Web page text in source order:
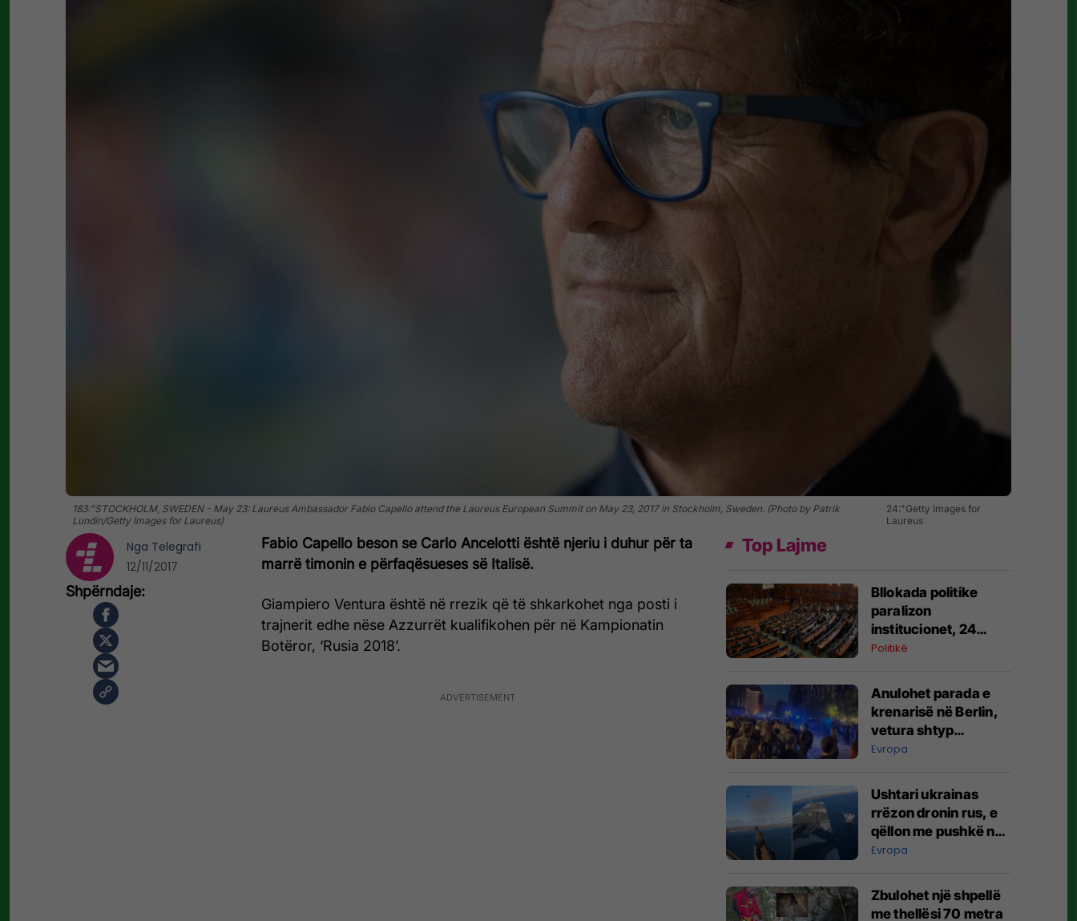
183:"STOCKHOLM, SWEDEN - May 23: Laureus Ambassador Fabio Capello attend the Laureus European Summit on May 23, 2017 in Stockholm, Sweden. (Photo by Patrik
Lundin/Getty Images for Laureus)
24:"Getty Images for
Laureus
Fabio Capello beson se Carlo Ancelotti është njeriu i duhur për ta
marrë timonin e përfaqësueses së Italisë.
Giampiero Ventura është në rrezik që të shkarkohet nga posti i
trajnerit edhe nëse Azzurrët kualifikohen për në Kampionatin
Botëror, ‘Rusia 2018’.
Nga Telegrafi
12/11/2017
Top Lajme
Bllokada politike
paralizon
institucionet, 24
agjenci funksionojnë
skaduara ose jo të
plota
Politikë
Anulohet parada e
krenarisë në Berlin,
vetura shtyp
pjesëmarrësit –
lënduar
Evropa
Ushtari ukrainas
rrëzon dronin rus, e
qëllon me pushkë nga
kabina e aeroplanit
Evropa
Zbulohet një shpellë
me thellësi 70 metra